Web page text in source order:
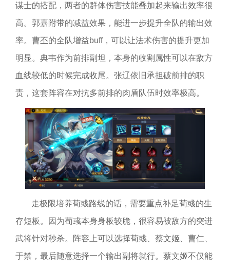
谋士的搭配，两者的群体伤害技能叠加起来输出效率很
高。郭嘉附带的减益效果，能进一步提升全队的输出效
率。曹丕的全队增益buff，可以让法术伤害的提升更加
明显。典韦作为前排副坦，本身的收割属性可以在敌方
血线较低的时候完成收尾。张辽依旧承担破前排的职
责，这套阵容在对抗多前排的肉盾队伍时效率极高。
走极限培养荀彧路线的话，需要重点补足荀彧的生
存短板。因为荀彧本身身板较脆，很容易被敌方的突进
武将针对秒杀。阵容上可以选择荀彧、蔡文姬、曹仁、
于禁，最后随意选择一个输出副将就行。蔡文姬不仅能